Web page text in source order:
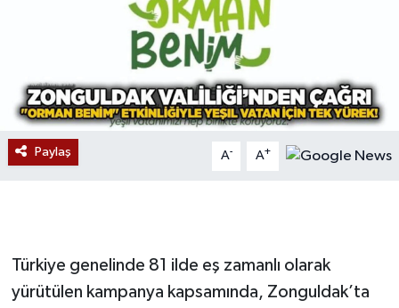
Paylaş A- A+
Türkiye genelinde 81 ilde eş zamanlı olarak
yürütülen kampanya kapsamında, Zonguldak’ta
Eğitim
Ekonomi
GÜNDEM